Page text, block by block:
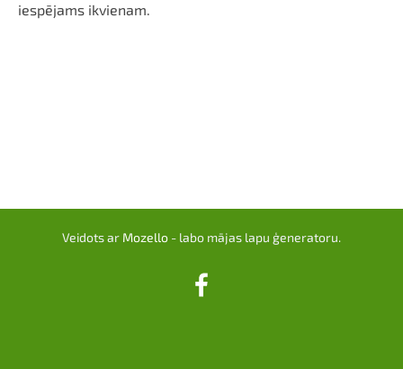
iespējams ikvienam.
Veidots ar Mozello - labo mājas lapu ģeneratoru.